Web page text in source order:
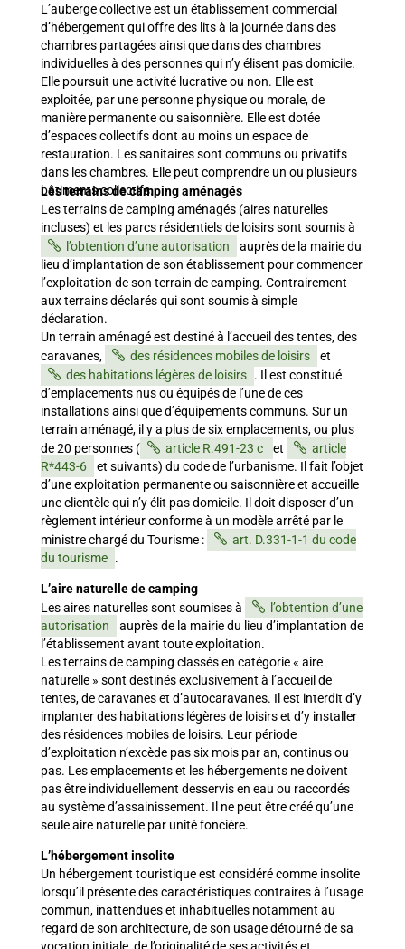
L’auberge collective est un établissement commercial
d’hébergement qui offre des lits à la journée dans des
chambres partagées ainsi que dans des chambres
individuelles à des personnes qui n’y élisent pas domicile.
Elle poursuit une activité lucrative ou non. Elle est
exploitée, par une personne physique ou morale, de
manière permanente ou saisonnière. Elle est dotée
d’espaces collectifs dont au moins un espace de
restauration. Les sanitaires sont communs ou privatifs
dans les chambres. Elle peut comprendre un ou plusieurs
bâtiments collectifs.
Les terrains de camping aménagés
Les terrains de camping aménagés (aires naturelles
incluses) et les parcs résidentiels de loisirs sont soumis à
l’obtention d’une autorisation
auprès de la mairie du
lieu d’implantation de son établissement pour commencer
l’exploitation de son terrain de camping. Contrairement
aux terrains déclarés qui sont soumis à simple
déclaration.
Un terrain aménagé est destiné à l’accueil des tentes, des
caravanes,
des résidences mobiles de loisirs
et
des habitations légères de loisirs . Il est constitué
d’emplacements nus ou équipés de l’une de ces
installations ainsi que d’équipements communs. Sur un
terrain aménagé, il y a plus de six emplacements, ou plus
de 20 personnes (
article R.491-23 c et
article
R*443-6
et suivants) du code de l’urbanisme. Il fait l’objet
d’une exploitation permanente ou saisonnière et accueille
une clientèle qui n’y élit pas domicile. Il doit disposer d’un
règlement intérieur conforme à un modèle arrêté par le
ministre chargé du Tourisme :
art. D.331-1-1 du code
du tourisme .
L’aire naturelle de camping
Les aires naturelles sont soumises à
l’obtention d’une
autorisation
auprès de la mairie du lieu d’implantation de
l’établissement avant toute exploitation.
Les terrains de camping classés en catégorie « aire
naturelle » sont destinés exclusivement à l’accueil de
tentes, de caravanes et d’autocaravanes. Il est interdit d’y
implanter des habitations légères de loisirs et d’y installer
des résidences mobiles de loisirs. Leur période
d’exploitation n’excède pas six mois par an, continus ou
pas. Les emplacements et les hébergements ne doivent
pas être individuellement desservis en eau ou raccordés
au système d’assainissement. Il ne peut être créé qu’une
seule aire naturelle par unité foncière.
L’hébergement insolite
Un hébergement touristique est considéré comme insolite
lorsqu’il présente des caractéristiques contraires à l’usage
commun, inattendues et inhabituelles notamment au
regard de son architecture, de son usage détourné de sa
vocation initiale, de l’originalité de ses activités et